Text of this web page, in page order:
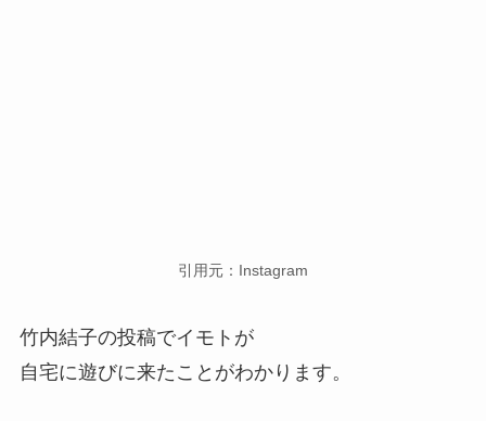
引用元：Instagram
竹内結子の投稿でイモトが
自宅に遊びに来たことがわかります。